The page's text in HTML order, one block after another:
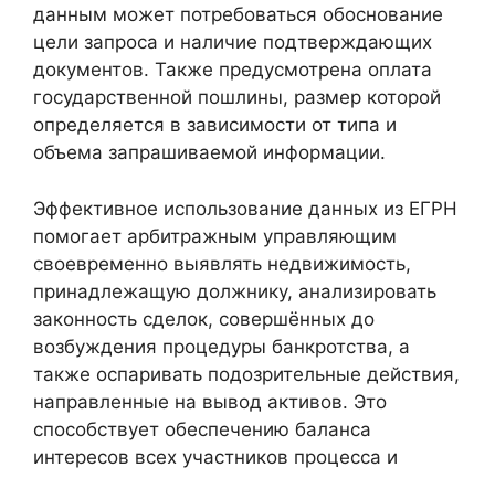
данным может потребоваться обоснование
цели запроса и наличие подтверждающих
документов. Также предусмотрена оплата
государственной пошлины, размер которой
определяется в зависимости от типа и
объема запрашиваемой информации.
Эффективное использование данных из ЕГРН
помогает арбитражным управляющим
своевременно выявлять недвижимость,
принадлежащую должнику, анализировать
законность сделок, совершённых до
возбуждения процедуры банкротства, а
также оспаривать подозрительные действия,
направленные на вывод активов. Это
способствует обеспечению баланса
интересов всех участников процесса и